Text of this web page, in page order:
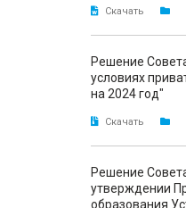
Скачать
Решение
условиях
на 2024 год"
Скачать
Решение
утверждении
образования